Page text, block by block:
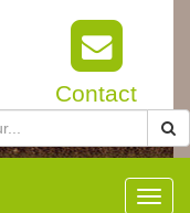
Contact